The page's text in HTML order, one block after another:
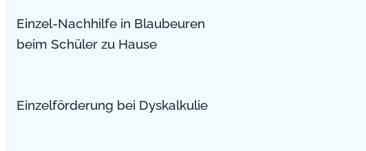
Einzel-Nachhilfe in Blaubeuren
beim Schüler zu Hause
Einzelförderung bei Dyskalkulie